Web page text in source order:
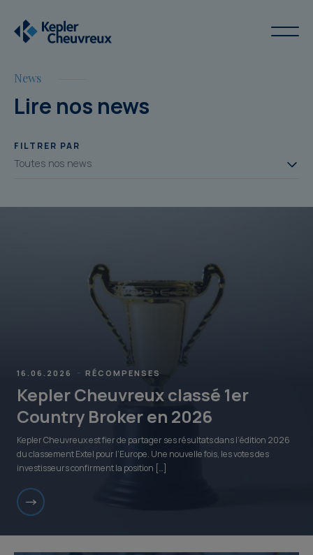
News
Lire nos news
FILTRER PAR
16.06.2026 RÉCOMPENSES
Kepler Cheuvreux classé 1er
Country Broker en 2026
Kepler Cheuvreux est fier de partager ses résultats dans l’édition 2026
du classement Extel pour l’Europe. Une nouvelle fois, les votes des
investisseurs confirment la position […]